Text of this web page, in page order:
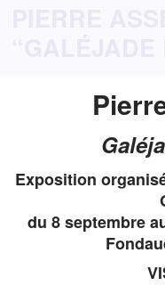
PIERRE
“GALÉJADE
Exposition
du 8 septembre